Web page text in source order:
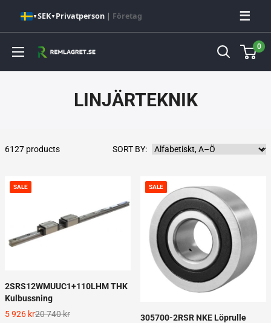
▼SEK▼ Privatperson | Företag ☰
Remlagret.se
0
LINJÄRTEKNIK
6127 products SORT BY:
SALE
2SRS12WMUUC1+110LHM THK
Kulbussning
5 926 kr20 740 kr
SALE
305700-2RSR NKE Löprulle